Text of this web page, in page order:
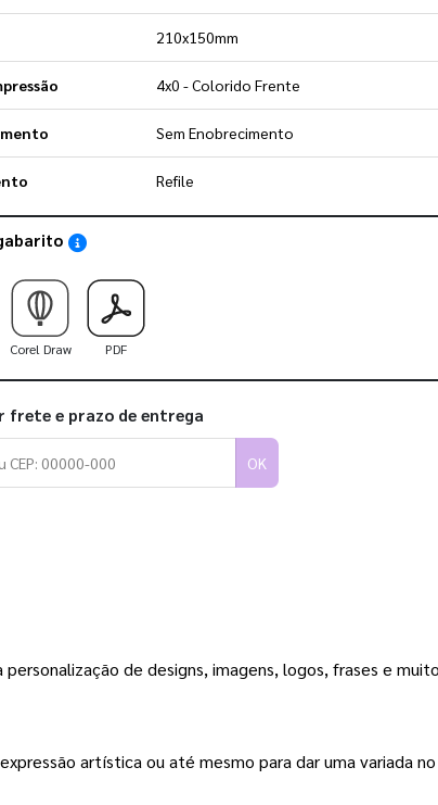
210x150mm
4x0 - Colorido Frente
Sem Enobrecimento
Refile
Saiba como utilizar os nossos gabaritos
Corel Draw PDF
frete e prazo de entrega
OK
de designs, imagens, logos, frases e
artística ou até mesmo para dar uma variada